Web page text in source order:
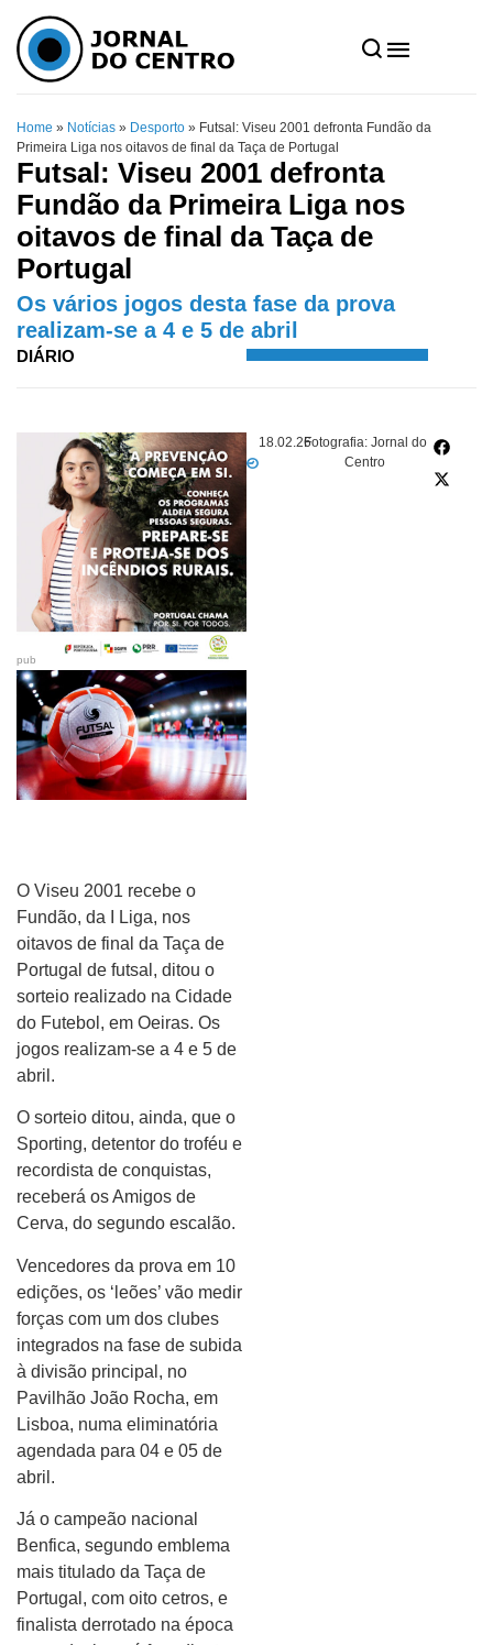
Home » Notícias » Desporto » Futsal: Viseu 2001 defronta Fundão da
Primeira Liga nos oitavos de final da Taça de Portugal
Futsal: Viseu 2001 defronta
Fundão da Primeira Liga nos
oitavos de final da Taça de
Portugal
Os vários jogos desta fase da prova
realizam-se a 4 e 5 de abril
DIÁRIO
18.02.26Fotografia: Jornal do
Centro
pub
O Viseu 2001 recebe o
Fundão, da I Liga, nos
oitavos de final da Taça de
Portugal de futsal, ditou o
sorteio realizado na Cidade
do Futebol, em Oeiras. Os
jogos realizam-se a 4 e 5 de
abril.
O sorteio ditou, ainda, que o
Sporting, detentor do troféu e
recordista de conquistas,
receberá os Amigos de
Cerva, do segundo escalão.
Vencedores da prova em 10
edições, os ‘leões’ vão medir
forças com um dos clubes
integrados na fase de subida
à divisão principal, no
Pavilhão João Rocha, em
Lisboa, numa eliminatória
agendada para 04 e 05 de
abril.
Já o campeão nacional
Benfica, segundo emblema
mais titulado da Taça de
Portugal, com oito cetros, e
finalista derrotado na época